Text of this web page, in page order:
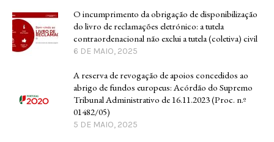
O incumprimento da obrigação de disponibilização
do livro de reclamações eletrónico: a tutela
contraordenacional não exclui a tutela (coletiva) civil
6 DE MAIO, 2025
A reserva de revogação de apoios concedidos ao
abrigo de fundos europeus: Acórdão do Supremo
Tribunal Administrativo de 16.11.2023 (Proc. n.º
01482/05)
5 DE MAIO, 2025